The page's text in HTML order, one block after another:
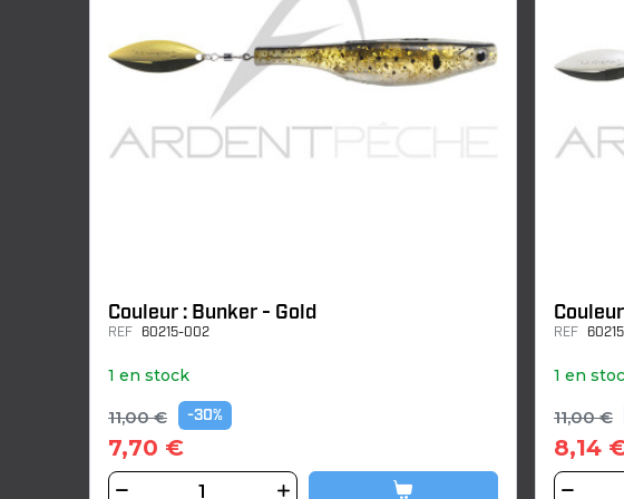
Couleur : Bunker - Gold
REF 60215-002
1 en stock
11,00 € -30%
7,70 €
REF
1 en
11,00 €
8,14